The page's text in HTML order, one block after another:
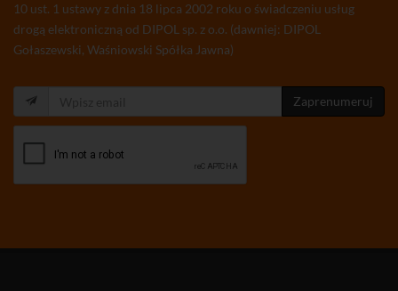
10 ust. 1 ustawy z dnia 18 lipca 2002 roku o świadczeniu usług
drogą elektroniczną od DIPOL sp. z o.o. (dawniej: DIPOL
Gołaszewski, Waśniowski Spółka Jawna)
Zaprenumeruj